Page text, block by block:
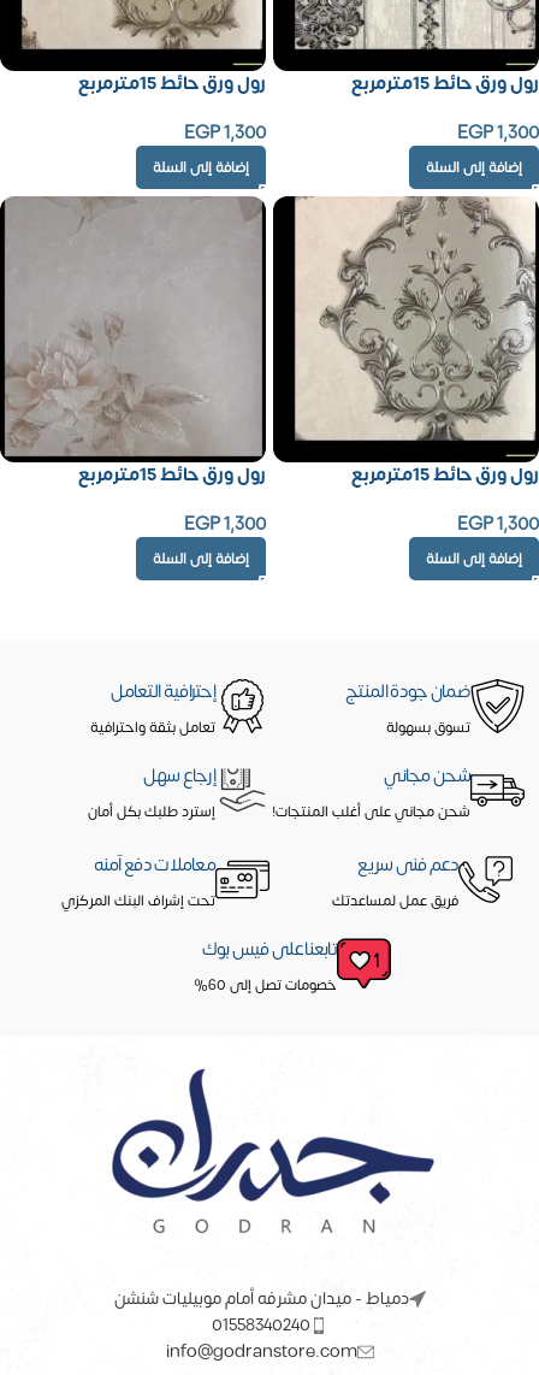
رول ورق حائط 15مترمربع
EGP1,300
إضافة إلى السلة
رول ورق حائط 15مترمربع
EGP1,300
إضافة إلى السلة
رول ورق حائط 15مترمربع
EGP1,300
إضافة إلى السلة
رول ورق حائط 15مترمربع
EGP1,300
إضافة إلى السلة
ضمان جودة المنتج
تسوق بسهولة
إحترافية التعامل
تعامل بثقة واحترافية
شحن مجاني
شحن مجاني على أغلب المنتجات!
إرجاع سهل
إسترد طلبك بكل أمان
دعم فنى سريع
فريق عمل لمساعدتك
معاملات دفع آمنه
تحت إشراف البنك المركزي
تابعنا على فيس بوك
خصومات تصل إلى 60%
دمياط - ميدان مشرفه أمام موبيليات شنشن
01558340240
info@godranstore.com